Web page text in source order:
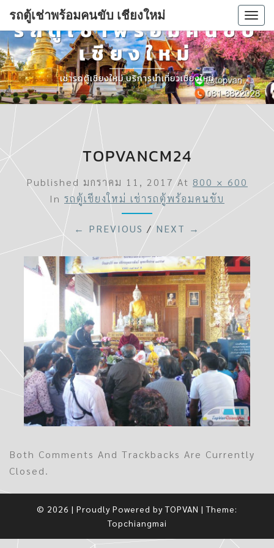
รถตู้เช่าพร้อมคนขับ เชียงใหม่
รถตู้เช่าพร้อมคนขับ
เชียงใหม่
เช่ารถตู้เชียงใหม่ บริการนำเที่ยวเชียงใหม่
TOPVANCM24
Published มกราคม 11, 2017At 800 × 600
In รถตู้เชียงใหม่ เช่ารถตู้พร้อมคนขับ
← PREVIOUS /NEXT →
Both Comments And Trackbacks Are Currently
Closed.
© 2026 | Proudly Powered byTOPVAN |Theme:
Topchiangmai